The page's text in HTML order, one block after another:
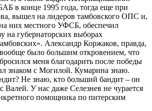
в конце 1995 года, тогда еще при
вышел на лидеров тамбовского ОПС и,
них местного УФСБ, обеспечил
на губернаторских выборах
Александр Коржаков, правда,
было большим откровением, что
меня благодарить после победы
знаком с Могилой. Кумарина знаю.
Не знаю, кто больший бандит – он
Валей. У нас даже Селезнев не чурается
помощника по питерским